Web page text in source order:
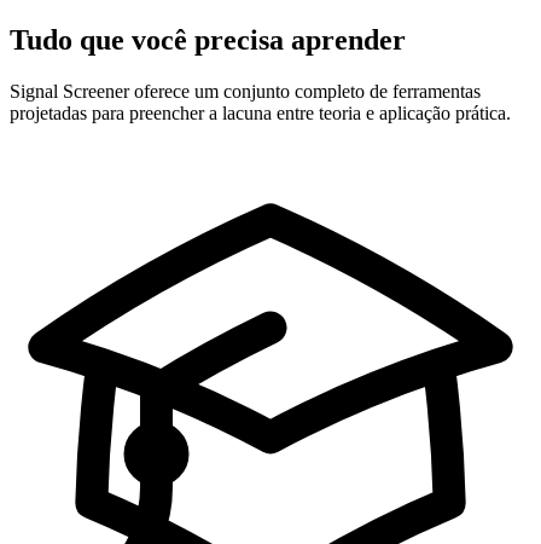
Tudo que você precisa aprender
Signal Screener oferece um conjunto completo de ferramentas
projetadas para preencher a lacuna entre teoria e aplicação prática.